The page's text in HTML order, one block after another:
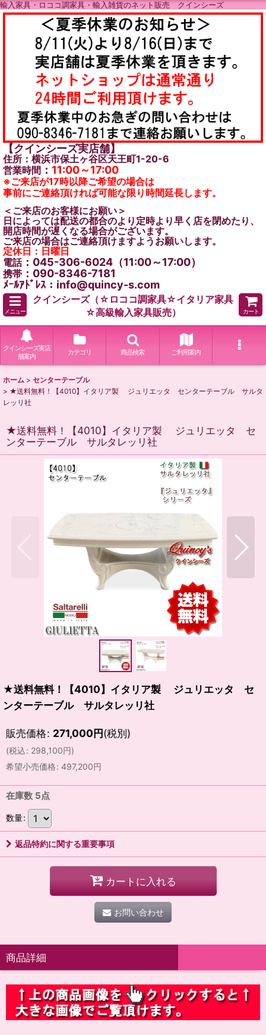
輸入家具・ロココ調家具・輸入雑貨のネット販売 クインシーズ
【クインシーズ実店舗】
住所：横浜市保土ヶ谷区天王町1-20-6
営業時間 ： 11:00～17:00
※ご来店が17時以降ご希望の場合は
事前にご連絡頂ければ可能な限り時間延長します。
＜ご来店のお客様にお願い＞
日によっては配送の都合のより定時より早く店を閉めたり、
開店時間が遅くなる場合がございます。
ご来店の場合はご連絡頂けますようお願いします。
定休日：日曜日
電話：045-306-6024（11:00～17:00）
携帯 ：090-8346-7181
ﾒｰﾙｱﾄﾞﾚｽ：info@quincy-s.com
メニュー
クインシーズ（☆ロココ調家具☆イタリア家具
☆高級輸入家具販売）
カート
クインシーズ実店
舗案内
カテゴリ 商品検索 ご利用案内
ホーム > センターテーブル
> ★送料無料！【4010】イタリア製 ジュリエッタ センターテーブル サルタ
レッリ社
★送料無料！【4010】イタリア製 ジュリエッタ セ
ンターテーブル サルタレッリ社
★送料無料！【4010】イタリア製 ジュリエッタ セ
ンターテーブル サルタレッリ社
販売価格: 271,000円(税別)
(税込: 298,100円)
希望小売価格: 497,200円
在庫数 5点
数量:
返品特約に関する重要事項
カートに入れる
お問い合わせ
商品詳細